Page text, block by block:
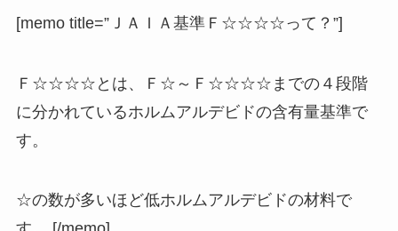
[memo title=”ＪＡＩＡ基準Ｆ☆☆☆☆って？”]
Ｆ☆☆☆☆とは、Ｆ☆～Ｆ☆☆☆☆までの４段階
に分かれているホルムアルデビドの含有量基準で
す。
☆の数が多いほど低ホルムアルデビドの材料で